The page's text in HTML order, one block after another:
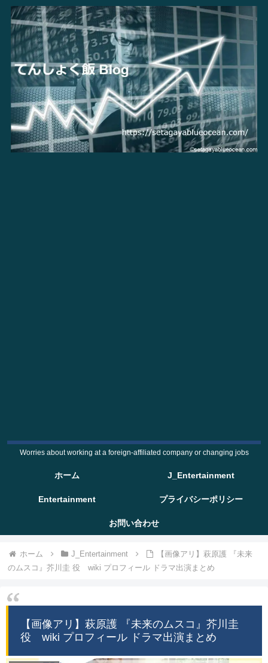
Worries about working at a foreign-affiliated company or changing jobs
ホーム J_Entertainment
Entertainment プライバシーポリシー
お問い合わせ
ホーム J_Entertainment
【画像アリ】萩原護 『未来
のムスコ』芥川圭 役 wiki プロフィール ドラマ出演まとめ
【画像アリ】萩原護 『未来のムスコ』芥川圭
役 wiki プロフィール ドラマ出演まとめ